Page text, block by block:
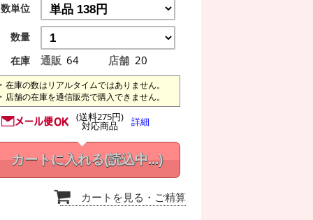
数単位
数量
在庫
通販 64 店舗 20
在庫の数はリアルタイムではありません。
店舗の在庫を通信販売で購入できません。
(送料275円)
対応商品 詳細
カートに入れる(読込中...)
カートを見る ・ご精算